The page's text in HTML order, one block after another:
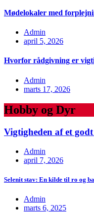
Mødelokaler med
Admin
april 5, 2026
Hvorfor rådgivning er
Admin
marts 17, 2026
Hobby og Dyr
Vigtigheden af et
Admin
april 7, 2026
Selenit stav: En kilde til ro og
Admin
marts 6, 2025